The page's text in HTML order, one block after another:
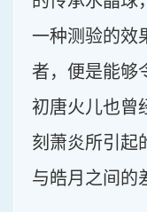
一种测验的效
者，便是能够
初唐火儿也曾
刻萧炎所引起
与皓月之间